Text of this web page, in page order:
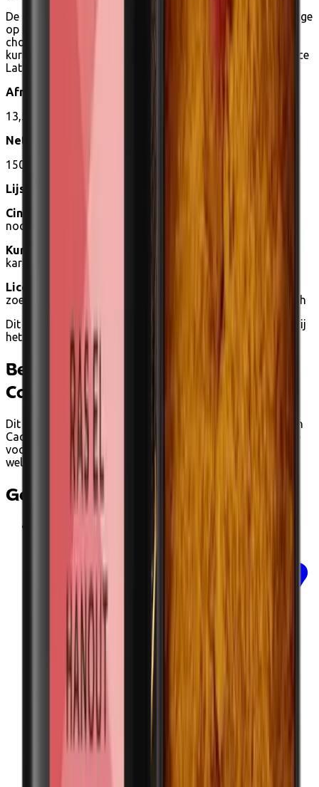
De doos bevat 3 blikjes: Cinnamon Latte (een echte melange
op basis van kaneel. Heerlijk in combinatie met warme
chocolademelk), Curmeric Latte (een blend op basis van
kurkuma. De perfecte start van een Golden Milk) en Licorice
Latte (een blend met mooie zoethouttonen).
Afmetingen
13,5 cm (diepte) x 7 cm (hoogte) x 19,5 cm (breedte)
Nettogewicht
150g
Lijst van ingrediënten
Cinnamon Latte
nootmuskaat *, chilipoeder *.
Kurkuma Latte
kardemom *, zwarte peper *, chilipoeder *.
Licorice Latte:
zoethoutpoeder *, piment *, cacaopoeder *; * = biologisch
Dit product kan gekocht worden met
, dankzij
het
Biologische landbouw label.
Betalen met Ecocheques en
Cadeaucheques
Dit product kan je bij Ecoshop betalen met Ecocheques en
Cadeaucheques van Edenred wanneer het voldoet aan de
voorwaarden. Tijdens het afrekenen zie je automatisch
welke betaalopties beschikbaar zijn.
Gerelateerde producten